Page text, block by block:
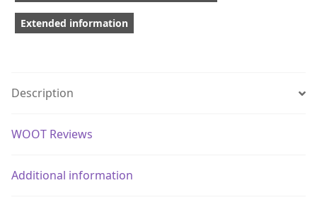
Extended information
Description
WOOT Reviews
Additional information